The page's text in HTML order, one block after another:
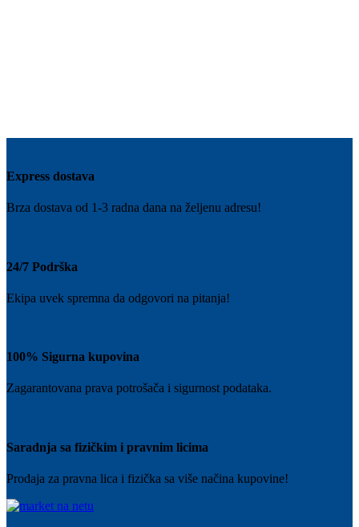
Express dostava
Brza dostava od 1-3 radna dana na željenu adresu!
24/7 Podrška
Ekipa uvek spremna da odgovori na pitanja!
100% Sigurna kupovina
Zagarantovana prava potrošača i sigurnost podataka.
Saradnja sa fizičkim i pravnim licima
Prodaja za pravna lica i fizička sa više načina kupovine!